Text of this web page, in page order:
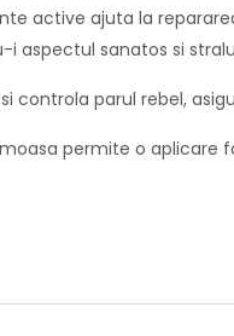
active ajuta la
aspectul sanatos si
controla parul rebel,
permite o